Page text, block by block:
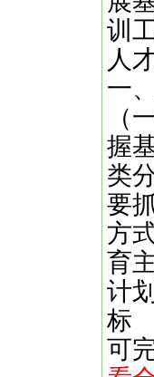
训
人
一
（
握
类
要
方
育
计
标
可